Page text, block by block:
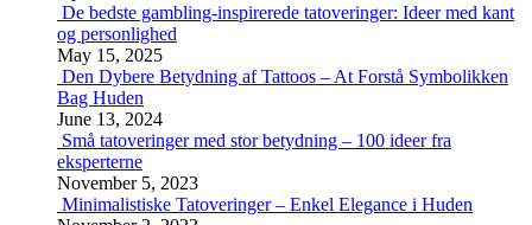
De bedste gambling-inspirerede tatoveringer: Ideer med kant
og personlighed
May 15, 2025
Den Dybere Betydning af Tattoos – At Forstå Symbolikken
Bag Huden
June 13, 2024
Små tatoveringer med stor betydning – 100 ideer fra
eksperterne
November 5, 2023
Minimalistiske Tatoveringer – Enkel Elegance i Huden